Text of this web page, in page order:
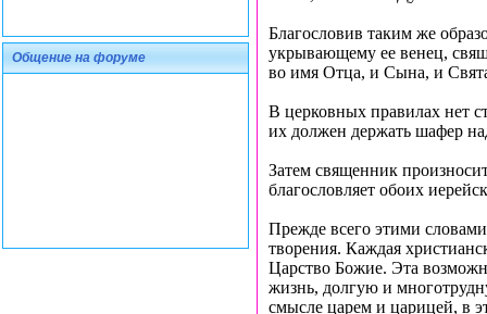
Общение на форуме
Благословив таким же
укрывающему ее венец,
во имя Отца, и Сына, и
В церковных правилах нет
их должен держать шафер
Затем священник
благословляет обоих
Прежде всего этими
творения. Каждая
Царство Божие. Эта
жизнь, долгую и
смысле царем и царицей, в